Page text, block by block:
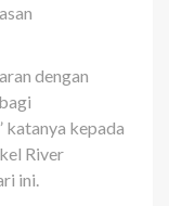
dengan
katanya kepada
River
ini.